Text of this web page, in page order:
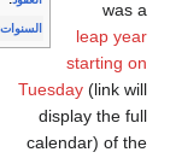
السنوات
was a
leap year
starting on
Tuesday (link will
display the full
calendar) of the